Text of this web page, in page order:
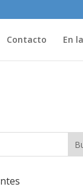
Contacto En